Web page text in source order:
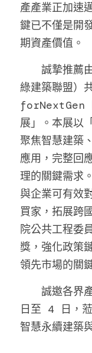
產產業正加速
鍵已不僅是開
期資產價值。
誠摯推薦由
綠建築聯盟
forNextGen
展」。本展以
聚焦智慧建築
應用，完整回
理的關鍵需求
與企業可有效
買家，拓展跨
院公共工程委
獎，強化政策
領先市場的關
誠邀各界
日至 4 日，
智慧永續建築